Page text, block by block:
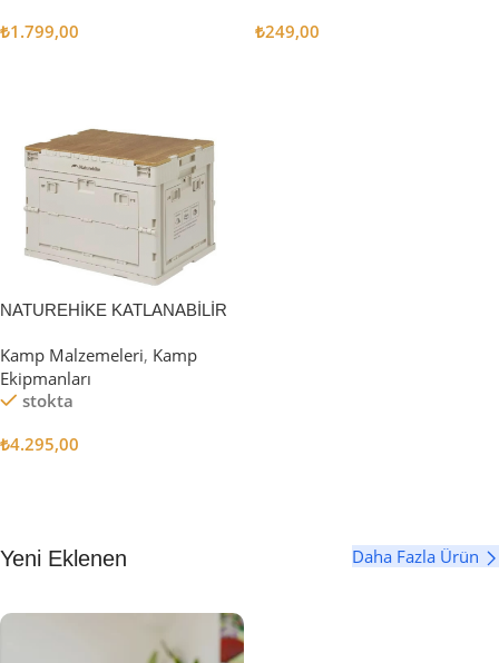
₺1.799,00
₺249,00
NATUREHİKE KATLANABİLİR
Kamp Malzemeleri, Kamp
Ekipmanları
stokta
₺4.295,00
Yeni Eklenen Daha Fazla Ürün